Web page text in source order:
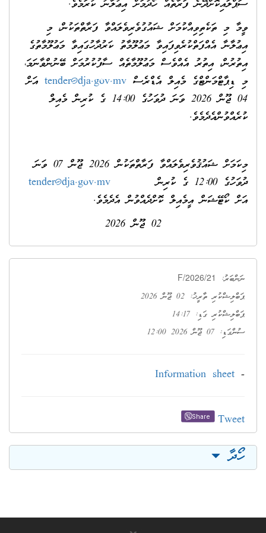
ސަޕްލައިކޮށްދޭނެ ފަރާތެއް ހޯދުމަށް އިޢުލާނު ކުރަމެވެ.
ވީމާ މި ތަކެތިވިއްކުމަށް ޝައުގުވެރިވެލައްވާ ފަރާތްތަކުން، މި
އިޢުލާނާ އެއްފަތްކުރެވިފައިވާ މަޢުލޫމާތު ކަރުދާހުގައިވާ މަޢުލޫމާތުގެ
އިތުރުން، އިތުރު އެއްވެސް މަޢުލޫމާތެއް ސާފުކުރުމަށް ބޭނުންވާނަމަ،
މި ޑިޕާޓްމަންޓްގެ މެއިލް އެޑްރެސް tender@dja.gov.mv އަށް
04 ޖޫން 2026 ވަނަ ދުވަހުގެ 14:00 ގެ ކުރިން މެއިލް
ކުރެއްވުންއެދެމެވެ.
މިކަމަށް ޝައުޤުވެރިވެލައްވާ ފަރާތްތަކުން 2026 ޖޫން 07 ވަނަ
ދުވަހުގެ 12:00 ގެ ކުރިން
tender@dja.gov.mv
އަށް ކޯޓޭޝަން އީމެއިލް ކޮށްދެއްވުން އެދެމެވެ.
02 ޖޫން 2026
ނަންބަރު: F/2026/21
ޕަބްލިޝްކުރި ތާރީޚު: 02 ޖޫން 2026
ޕަބްލިޝްކުރި ގަޑި: 14:17
ސުންގަޑި: 07 ޖޫން 2026 12:00
-
Information sheet
Tweet
Share
ހޯދާ